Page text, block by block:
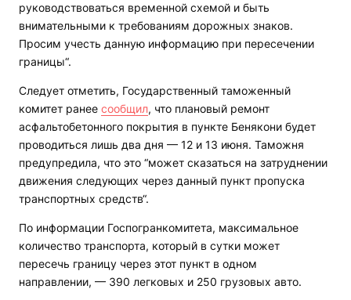
руководствоваться временной схемой и быть
внимательными к требованиям дорожных знаков.
Просим учесть данную информацию при пересечении
границы“.
Следует отметить, Государственный таможенный
комитет ранее сообщил, что плановый ремонт
асфальтобетонного покрытия в пункте Бенякони будет
проводиться лишь два дня — 12 и 13 июня. Таможня
предупредила, что это “может сказаться на затруднении
движения следующих через данный пункт пропуска
транспортных средств“.
По информации Госпогранкомитета, максимальное
количество транспорта, который в сутки может
пересечь границу через этот пункт в одном
направлении, — 390 легковых и 250 грузовых авто.